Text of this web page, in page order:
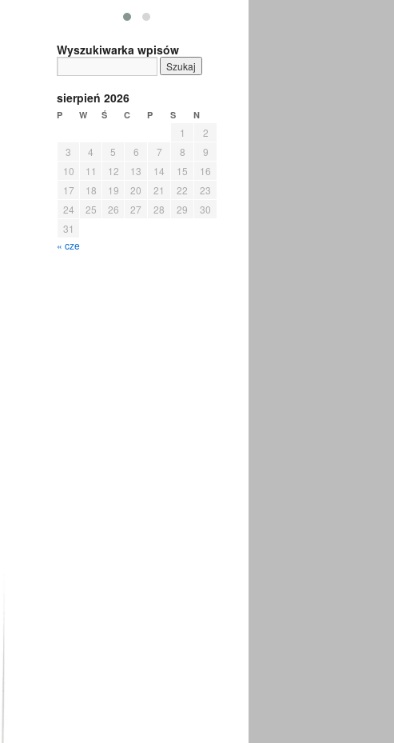
Wyszukiwarka wpisów
sierpień 2026
P W Ś C P S N
1
2
3
4 5 6 7 8
9
10
11 12 13 14 15
16
17
18 19 20 21 22
23
24
25 26 27 28 29
30
31
« cze